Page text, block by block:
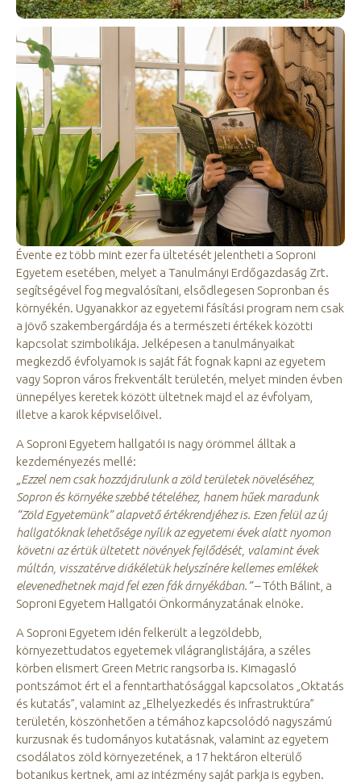
Évente ez több mint ezer fa ültetését jelentheti a Soproni
Egyetem esetében, melyet a Tanulmányi Erdőgazdaság Zrt.
segítségével fog megvalósítani, elsődlegesen Sopronban és
környékén. Ugyanakkor az egyetemi fásítási program nem csak
a jövő szakembergárdája és a természeti értékek közötti
kapcsolat szimbolikája. Jelképesen a tanulmányaikat
megkezdő évfolyamok is saját fát fognak kapni az egyetem
vagy Sopron város frekventált területén, melyet minden évben
ünnepélyes keretek között ültetnek majd el az évfolyam,
illetve a karok képviselőivel.
A Soproni Egyetem hallgatói is nagy örömmel álltak a
kezdeményezés mellé:
„Ezzel nem csak hozzájárulunk a zöld területek növeléséhez,
Sopron és környéke szebbé tételéhez, hanem hűek maradunk
“Zöld Egyetemünk” alapvető értékrendjéhez is. Ezen felül az új
hallgatóknak lehetősége nyílik az egyetemi évek alatt nyomon
követni az értük ültetett növények fejlődését, valamint évek
múltán, visszatérve diákéletük helyszínére kellemes emlékek
elevenedhetnek majd fel ezen fák árnyékában.”– Tóth Bálint, a
Soproni Egyetem Hallgatói Önkormányzatának elnöke.
A Soproni Egyetem idén felkerült a legzöldebb,
környezettudatos egyetemek világranglistájára, a széles
körben elismert Green Metric rangsorba is. Kimagasló
pontszámot ért el a fenntarthatósággal kapcsolatos „Oktatás
és kutatás”, valamint az „Elhelyezkedés és infrastruktúra”
területén, köszönhetően a témához kapcsolódó nagyszámú
kurzusnak és tudományos kutatásnak, valamint az egyetem
csodálatos zöld környezetének, a 17 hektáron elterülő
botanikus kertnek, ami az intézmény saját parkja is egyben.